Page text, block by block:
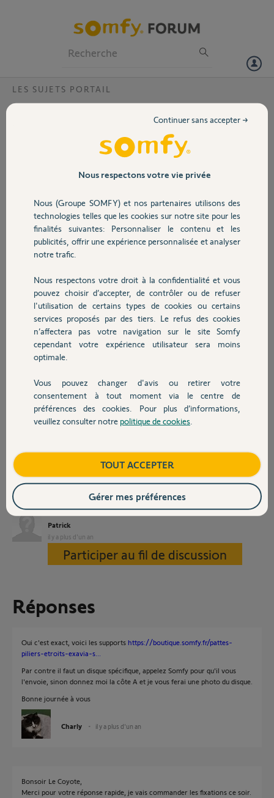
Volet
Sécurité
Domotique
Chauffage
Autres produits
Devis avec un pro
Contact
LES SUJETS PORTAIL
Est-il possible de changer les fixations
Bonjour,
Notre motorisation Exavia est
récemment tombée en panne.
boitier de contrôle et 2 bras, aucun
problème de ce côté.
Pendant le remontage, j'ai suivi la
notice et positionné la noix en bout
de bras , mais lorsque j'ai voulu
vantail (voir photos). Je précise que
le portail est installé dans une allée
étroite avec des poteaux de 17cm seulement.
Après avoir contacter le poseur, il me dit qu'à l'époque (septembre
2022) il avait du faire au mieux avec les poteaux étroits et les fixations
d'origine et que c'est pour ça et pour éviter que ça frotte les vantaux
que les noix ne sont pas la ou elles devraient. Il ajoute que
compenser en fonction de plusieurs paramètres et que ça devrait
permettre de solutionner le problème.
Pouvez vous me confirmer cette information et si oui me dire s'il est
possible de commander ces nouvelles fixations directement chez
Patrick
il y a plus d'un an
Participer au fil de discussion
Réponses
Oui c'est exact, voici les supports https://boutique.somfy.fr/pattes-
piliers-etroits-exavia-s...
Par contre il faut un disque spécifique, appelez Somfy pour qu'il vous
l'envoie, sinon donnez moi la côte A et je vous ferai une photo du disque.
Bonne journée à vous
Charly il y a plus d'un an
Bonsoir Le Coyote,
Merci pour votre réponse rapide, je vais commander les fixations ce soir.
Nous respectons votre vie privée
Nous (Groupe SOMFY) et nos partenaires utilisons des
technologies telles que les cookies sur notre site pour les
finalités suivantes: Personnaliser le contenu et les
publicités, offrir une expérience personnalisée et analyser
notre trafic.
Nous respectons votre droit à la confidentialité et vous
pouvez choisir d’accepter, de contrôler ou de refuser
l'utilisation de certains types de cookies ou certains
services proposés par des tiers. Le refus des cookies
n’affectera pas votre navigation sur le site Somfy
cependant votre expérience utilisateur sera moins
optimale.
Vous pouvez changer d'avis ou retirer votre
consentement à tout moment via le centre de
préférences des cookies. Pour plus d’informations,
veuillez consulter notre politique de cookies
Continuer sans accepter →
TOUT ACCEPTER
Gérer mes préférences